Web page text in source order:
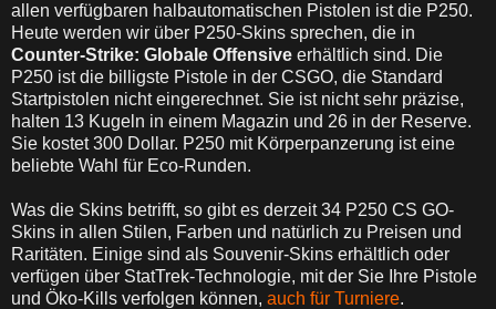
allen verfügbaren halbautomatischen Pistolen ist die P250.
Heute werden wir über P250-Skins sprechen, die in
Counter-Strike: Globale Offensive erhältlich sind. Die
P250 ist die billigste Pistole in der CSGO, die Standard
Startpistolen nicht eingerechnet. Sie ist nicht sehr präzise,
halten 13 Kugeln in einem Magazin und 26 in der Reserve.
Sie kostet 300 Dollar. P250 mit Körperpanzerung ist eine
beliebte Wahl für Eco-Runden.
Was die Skins betrifft, so gibt es derzeit 34 P250 CS GO-
Skins in allen Stilen, Farben und natürlich zu Preisen und
Raritäten. Einige sind als Souvenir-Skins erhältlich oder
verfügen über StatTrek-Technologie, mit der Sie Ihre Pistole
und Öko-Kills verfolgen können, auch für Turniere.